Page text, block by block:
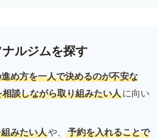
ルジムを探す
め方を一人で決めるのが不安な
談しながら取り組みたい人に向い
みたい人や、
予約を入れることで